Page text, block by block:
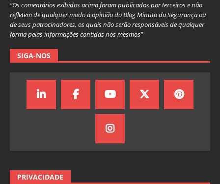
“Os comentários exibidos acima foram publicados por terceiros e não
refletem de qualquer modo a opinião do Blog Minuto da Segurança ou
de seus patrocinadores, os quais não serão responsáveis de qualquer
forma pelas informações contidas nos mesmos”
SIGA-NOS
PRIVACIDADE